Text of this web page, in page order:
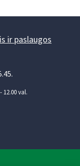
ir paslaugos
val.